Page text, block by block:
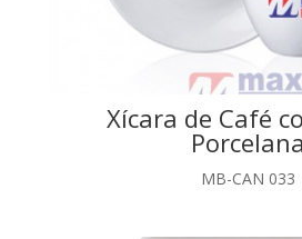
Xícara de Café
Porcelana
MB-CAN 033